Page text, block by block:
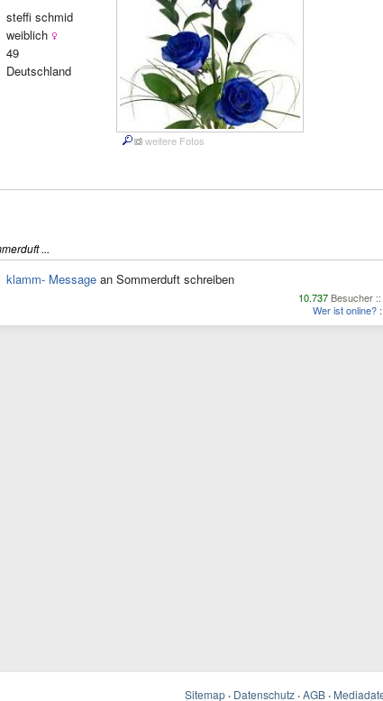
steffi schmid
weiblich
49
Deutschland
weitere Fotos
...
klamm- Message an Sommerduft schreiben
10.737 Besucher
Wer ist online? ::
Sitemap · Datenschutz · AGB ·